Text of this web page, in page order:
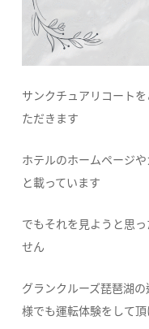
サンクチュアリコート
ただきます
ホテルのホームページ
と載っています
でもそれを見ようと思
せん
グランクルーズ琵琶湖
様でも運転体験をして頂